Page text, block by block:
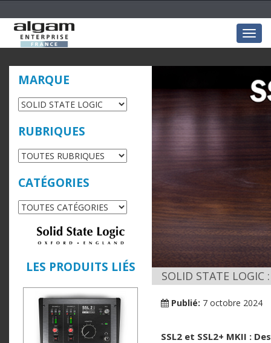
MARQUE
RUBRIQUES
CATÉGORIES
LES PRODUITS LIÉS
SOLID STATE
Publié: 7 octobre 2024
SSL2 et SSL2+ MKII :